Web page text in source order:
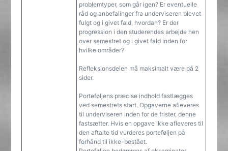
problemtyper, som går igen? Er eventuelle
råd og anbefalinger fra underviseren blevet
fulgt og i givet fald, hvordan? Er der
progression i den studerendes arbejde hen
over semestret og i givet fald inden for
hvilke områder?
Refleksionsdelen må maksimalt være på 2
sider.
Porteføljens præcise indhold fastlægges
ved semestrets start. Opgaverne afleveres
til underviseren inden for de frister, denne
fastsætter. Hvis en opgave ikke afleveres til
den aftalte tid vurderes porteføljen på
forhånd til ikke-bestået.